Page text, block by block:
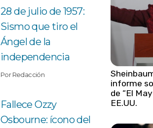
28 de julio de 1957:
Sismo que tiro el
Ángel de la
independencia
Por Redacción
Fallece Ozzy
Osbourne: ícono del
informe
de “El
EE.UU.